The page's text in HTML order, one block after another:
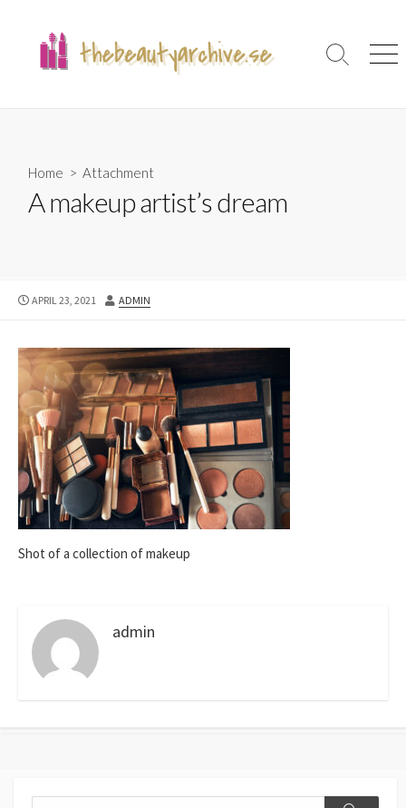
content
Search
Home > Attachment
A makeup artist’s dream
PUBLISHED
APRIL 23, 2021 AUTHOR
ADMIN
Shot of a collection of makeup
admin